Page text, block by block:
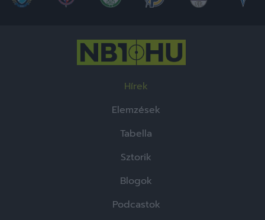
Hírek
Elemzések
Tabella
Sztorik
Blogok
Podcastok